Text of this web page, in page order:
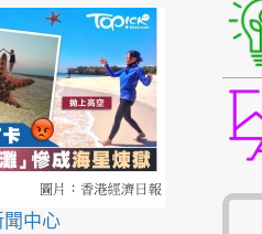
聞中心